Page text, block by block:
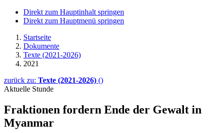
Direkt zum Hauptinhalt springen
Direkt zum Hauptmenü springen
Startseite
Dokumente
Texte (2021-2026)
2021
zurück zu: Texte (2021-2026) ()
Aktuelle Stunde
Fraktionen fordern Ende der Gewalt in
Myanmar